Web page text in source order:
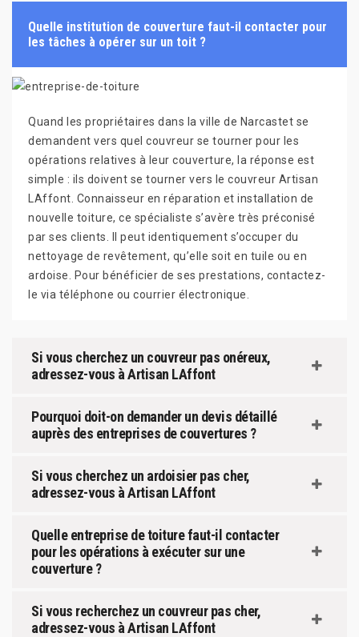
Quelle institution de couverture faut-il contacter pour
les tâches à opérer sur un toit ?
Quand les propriétaires dans la ville de Narcastet se
demandent vers quel couvreur se tourner pour les
opérations relatives à leur couverture, la réponse est
simple : ils doivent se tourner vers le couvreur Artisan
LAffont. Connaisseur en réparation et installation de
nouvelle toiture, ce spécialiste s’avère très préconisé
par ses clients. Il peut identiquement s’occuper du
nettoyage de revêtement, qu’elle soit en tuile ou en
ardoise. Pour bénéficier de ses prestations, contactez-
le via téléphone ou courrier électronique.
Si vous cherchez un couvreur pas onéreux,
adressez-vous à Artisan LAffont
Pourquoi doit-on demander un devis détaillé
auprès des entreprises de couvertures ?
Si vous cherchez un ardoisier pas cher,
adressez-vous à Artisan LAffont
Quelle entreprise de toiture faut-il contacter
pour les opérations à exécuter sur une
couverture ?
Si vous recherchez un couvreur pas cher,
adressez-vous à Artisan LAffont